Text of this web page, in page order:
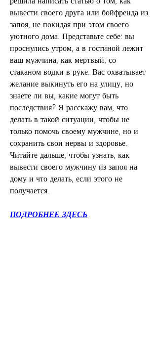
вывести своего друга или бойфренда из
запоя, не покидая при этом своего
уютного дома. Представьте себе: вы
проснулись утром, а в гостиной лежит
ваш мужчина, как мертвый, со
стаканом водки в руке. Вас охватывает
желание выкинуть его на улицу, но
знаете ли вы, какие могут быть
последствия? Я расскажу вам, что
делать в такой ситуации, чтобы не
только помочь своему мужчине, но и
сохранить свои нервы и здоровье.
Читайте дальше, чтобы узнать, как
вывести своего мужчину из запоя на
дому и что делать, если этого не
получается.
ПОДРОБНЕЕ ЗДЕСЬ